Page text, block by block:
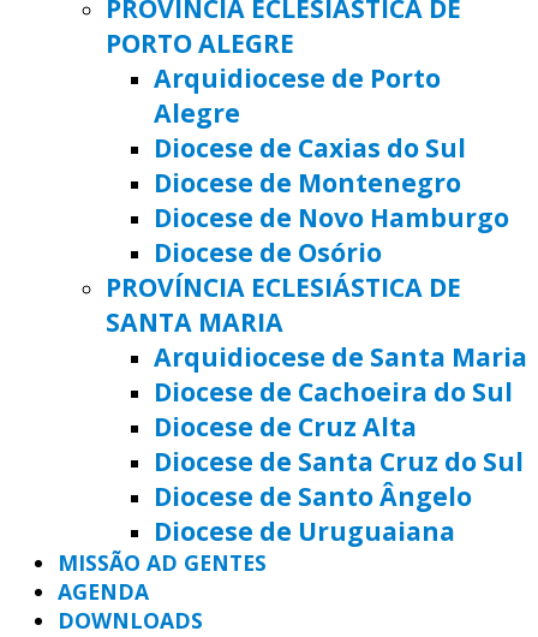
PROVÍNCIA ECLESIÁSTICA DE
PORTO ALEGRE
Arquidiocese de Porto
Alegre
Diocese de Caxias do Sul
Diocese de Montenegro
Diocese de Novo Hamburgo
Diocese de Osório
PROVÍNCIA ECLESIÁSTICA DE
SANTA MARIA
Arquidiocese de Santa Maria
Diocese de Cachoeira do Sul
Diocese de Cruz Alta
Diocese de Santa Cruz do Sul
Diocese de Santo Ângelo
Diocese de Uruguaiana
MISSÃO AD GENTES
AGENDA
DOWNLOADS